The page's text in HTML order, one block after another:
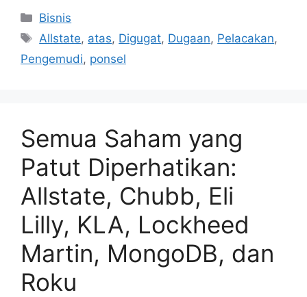
Kategori
Bisnis
Tag
Allstate, atas, Digugat, Dugaan, Pelacakan,
Pengemudi, ponsel
Semua Saham yang
Patut Diperhatikan:
Allstate, Chubb, Eli
Lilly, KLA, Lockheed
Martin, MongoDB, dan
Roku